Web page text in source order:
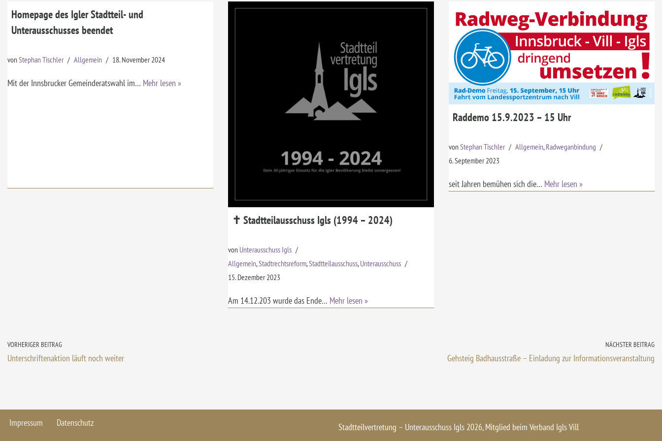
Homepage des Igler Stadtteil- und
Unterausschusses beendet
vonStephan Tischler Allgemein 18. November 2024
Mit der Innsbrucker Gemeinderatswahl im… Mehr lesen »
✝ Stadtteilausschuss Igls (1994 – 2024)
von Unterausschuss Igls
Allgemein,Stadtrechtsreform,Stadtteilausschuss,Unterausschuss
15. Dezember 2023
Am 14.12.203 wurde das Ende… Mehr lesen »
Raddemo 15.9.2023 – 15 Uhr
vonStephan Tischler Allgemein,Radweganbindung
6. September 2023
seit Jahren bemühen sich die… Mehr lesen »
VORHERIGER BEITRAG
Unterschriftenaktion läuft noch weiter
NÄCHSTER BEITRAG
Gehsteig Badhausstraße – Einladung zur Informationsveranstaltung
Impressum Datenschutz Stadtteilvertretung – Unterausschuss Igls 2026, Mitglied beim Verband Igls Vill